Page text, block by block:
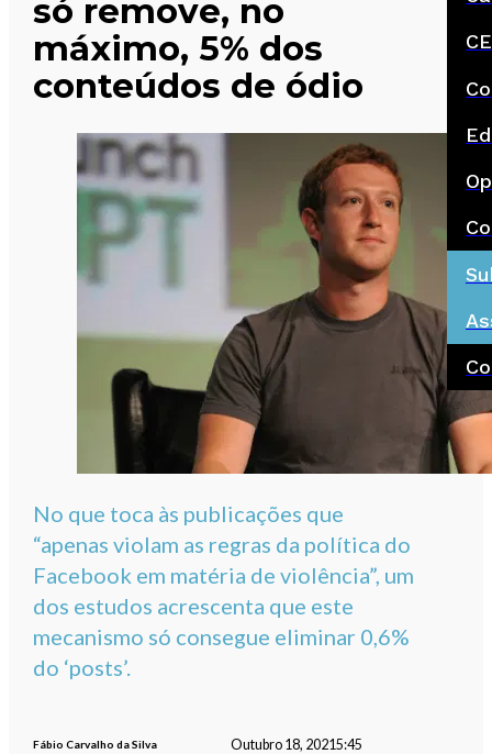
só remove, no
máximo, 5% dos
conteúdos de ódio
No que toca às publicações que
“apenas violam as regras da política do
Facebook em matéria de violência”, um
dos estudos acrescenta que este
mecanismo só consegue eliminar 0,6%
do ‘posts’.
Fábio Carvalho da Silva Outubro 18, 2021 5:45